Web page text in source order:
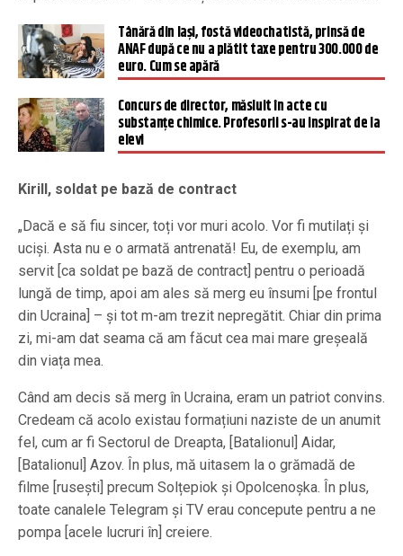
Tânără din Iaşi, fostă videochatistă, prinsă de
ANAF după ce nu a plătit taxe pentru 300.000 de
euro. Cum se apără
Concurs de director, măsluit în acte cu
substanțe chimice. Profesorii s-au inspirat de la
elevi
Kirill, soldat pe bază de contract
„Dacă e să fiu sincer, toți vor muri acolo. Vor fi mutilați și
uciși. Asta nu e o armată antrenată! Eu, de exemplu, am
servit [ca soldat pe bază de contract] pentru o perioadă
lungă de timp, apoi am ales să merg eu însumi [pe frontul
din Ucraina] – și tot m-am trezit nepregătit. Chiar din prima
zi, mi-am dat seama că am făcut cea mai mare greșeală
din viața mea.
Când am decis să merg în Ucraina, eram un patriot convins.
Credeam că acolo existau formațiuni naziste de un anumit
fel, cum ar fi Sectorul de Dreapta, [Batalionul] Aidar,
[Batalionul] Azov. În plus, mă uitasem la o grămadă de
filme [rusești] precum Solțepiok și Opolcenoșka. În plus,
toate canalele Telegram și TV erau concepute pentru a ne
pompa [acele lucruri în] creiere.